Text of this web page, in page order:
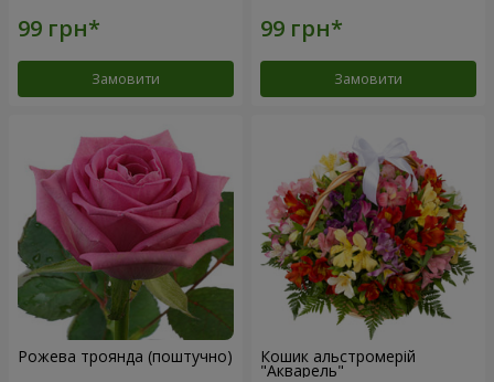
Замовити Замовити
Рожева троянда (поштучно) Кошик альстромерій
"Акварель"